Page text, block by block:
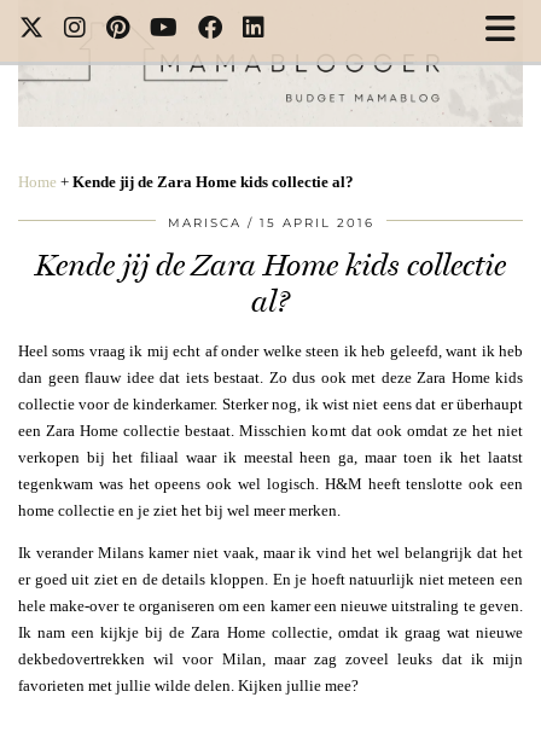
Home + Kende jij de Zara Home kids collectie al?
MARISCA 15 APRIL 2016
Kende jij de Zara Home kids collectie
al?
Heel soms vraag ik mij echt af onder welke steen ik heb geleefd, want ik heb
dan geen flauw idee dat iets bestaat. Zo dus ook met deze Zara Home kids
collectie voor de kinderkamer. Sterker nog, ik wist niet eens dat er überhaupt
een Zara Home collectie bestaat. Misschien komt dat ook omdat ze het niet
verkopen bij het filiaal waar ik meestal heen ga, maar toen ik het laatst
tegenkwam was het opeens ook wel logisch. H&M heeft tenslotte ook een
home collectie en je ziet het bij wel meer merken.
Ik verander Milans kamer niet vaak, maar ik vind het wel belangrijk dat het
er goed uit ziet en de details kloppen. En je hoeft natuurlijk niet meteen een
hele make-over te organiseren om een kamer een nieuwe uitstraling te geven.
Ik nam een kijkje bij de Zara Home collectie, omdat ik graag wat nieuwe
dekbedovertrekken wil voor Milan, maar zag zoveel leuks dat ik mijn
favorieten met jullie wilde delen. Kijken jullie mee?